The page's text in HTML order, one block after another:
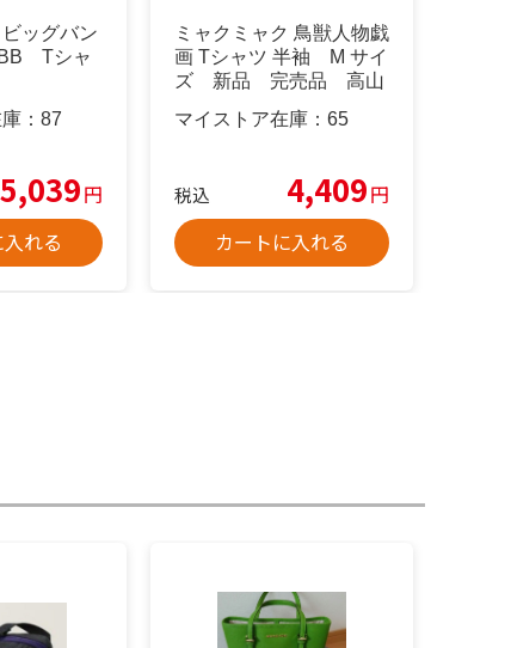
ッグバン
Tシャ
： 87
5,039円
れる
ミャクミャク 鳥獣人物戯
画 Tシャツ 半袖 M サイ
ズ 新品 完売品 高山
マイストア在庫： 65
税込 4,409円
カートに入れる